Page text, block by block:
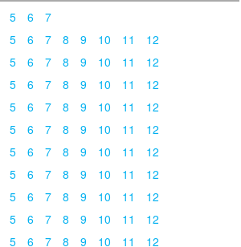
5 6
7
5 6 7 8 9 10 11
12
5 6 7 8 9 10 11
12
5 6 7 8 9 10 11
12
5 6 7 8 9 10 11
12
5 6 7 8 9 10 11
12
5 6 7 8 9 10 11
12
5 6 7 8 9 10 11
12
5 6 7 8 9 10 11
12
5 6 7 8 9 10 11
12
5 6 7 8 9 10 11
12